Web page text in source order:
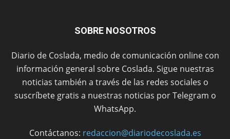
SOBRE NOSOTROS
Diario de Coslada, medio de comunicación online con
información general sobre Coslada. Sigue nuestras
noticias también a través de las redes sociales o
suscríbete gratis a nuestras noticias por Telegram o
WhatsApp.
Contáctanos: redaccion@diariodecoslada.es